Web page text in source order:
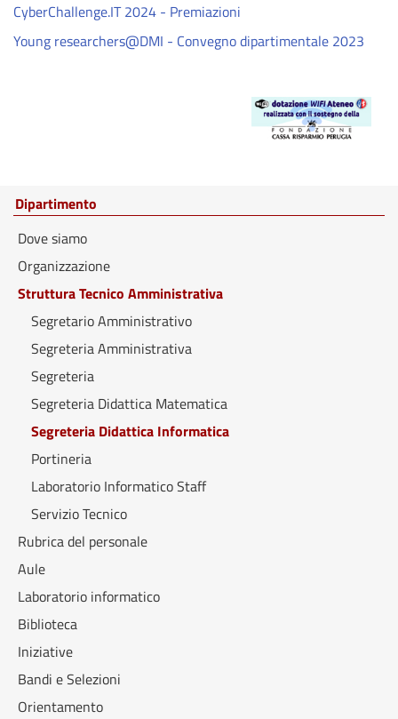
CyberChallenge.IT 2024 - Premiazioni
Young researchers@DMI - Convegno dipartimentale 2023
Dipartimento
Dove siamo
Organizzazione
Struttura Tecnico Amministrativa
Segretario Amministrativo
Segreteria Amministrativa
Segreteria
Segreteria Didattica Matematica
Segreteria Didattica Informatica
Portineria
Laboratorio Informatico Staff
Servizio Tecnico
Rubrica del personale
Aule
Laboratorio informatico
Biblioteca
Iniziative
Bandi e Selezioni
Orientamento